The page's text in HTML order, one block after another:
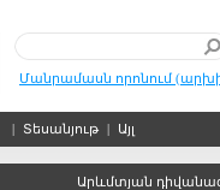
Մանրամասն որոնում
| Տեսանյութ | Այլ
Արևմտյան